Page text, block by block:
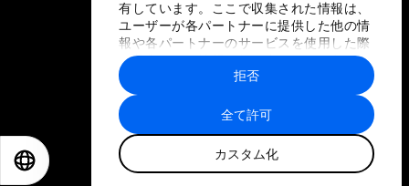
有しています。ここで収集された情報は、
ユーザーが各パートナーに提供した他の情
報や各パートナーのサービスを使用した際
に収集された情報と組み合わされ、各パー
トナーによって使用されることがありま
す。
全て許可
カスタム化
拒否
プライバシーポリシーと利用規約
サイトマップ
©
世界経済フォーラム